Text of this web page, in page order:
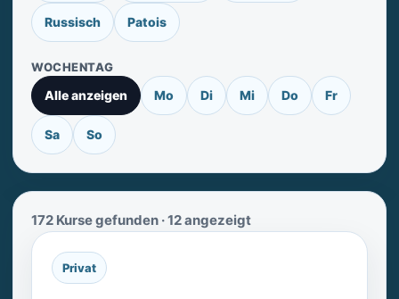
Russisch Patois
WOCHENTAG
Alle anzeigen Mo Di Mi Do Fr
Sa So
172 Kurse gefunden · 12 angezeigt
Privat